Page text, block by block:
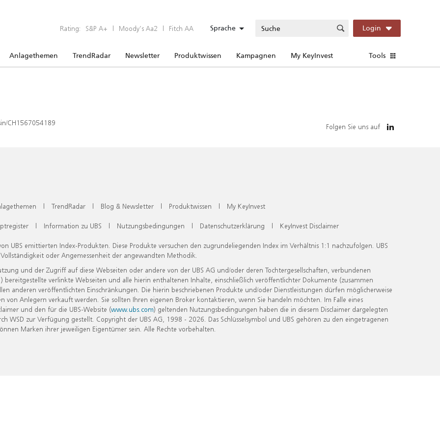
Rating: S&P A+ | Moody’s Aa2 | Fitch AA Sprache Login
Anlagethemen TrendRadar Newsletter Produktwissen Kampagnen My KeyInvest Tools
CH1567054189 Folgen Sie uns auf
| TrendRadar | Blog & Newsletter | Produktwissen | My KeyInvest
| Information zu UBS | Nutzungsbedingungen | Datenschutzerklärung | KeyInvest Disclaimer
UBS emittierten Index-Produkten. Diese Produkte versuchen den zugrundeliegenden Index im Verhältnis 1:1 nachzufolgen. UBS
oder Angemessenheit der angewandten Methodik.
und der Zugriff auf diese Webseiten oder andere von der UBS AG und/oder deren Tochtergesellschaften, verbundenen
verlinkte Webseiten und alle hierin enthaltenen Inhalte, einschließlich veröffentlichter Dokumente (zusammen
anderen veröffentlichten Einschränkungen. Die hierin beschriebenen Produkte und/oder Dienstleistungen dürfen möglicherweise
Anlegern verkauft werden. Sie sollten Ihren eigenen Broker kontaktieren, wenn Sie handeln möchten. Im Falle eines
und den für die UBS-Website (www.ubs.com) geltenden Nutzungsbedingungen haben die in diesem Disclaimer dargelegten
zur Verfügung gestellt. Copyright der UBS AG, 1998 - 2026. Das Schlüsselsymbol und UBS gehören zu den eingetragenen
Marken ihrer jeweiligen Eigentümer sein. Alle Rechte vorbehalten.